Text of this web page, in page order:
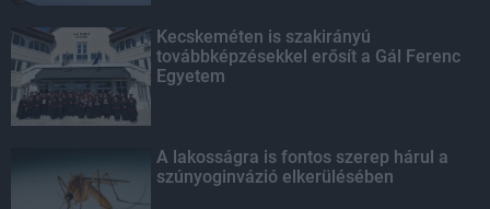
Kecskeméten is szakirányú
továbbképzésekkel erősít a Gál Ferenc
Egyetem
A lakosságra is fontos szerep hárul a
szúnyoginvázió elkerülésében